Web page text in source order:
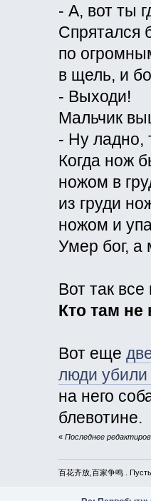
- А, вот ты
Спрятался
по
в щель, и
- Выходи!
Мальчик
- Ну ладно,
Когда нож
ножом в
из груди
ножом и
Умер бог, а
Вот так
Кто там
Вот еще
люди убили
на него
блевотине.
« Последнее
百花齐放,百家争鸣 .